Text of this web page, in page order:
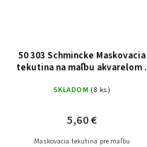
50 303 Schmincke Maskovacia
tekutina na maľbu akvarelom -
SKLADOM (8 ks)
5,60 €
Maskovacia tekutina pre maľbu